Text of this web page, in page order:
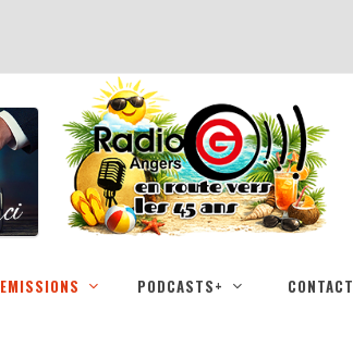
EMISSIONS PODCASTS+ CONTACT